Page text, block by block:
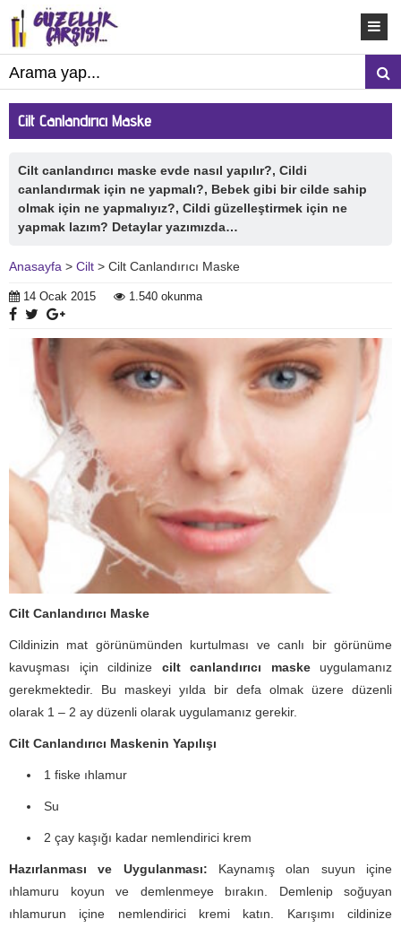
Cilt Canlandırıcı Maske
Cilt canlandırıcı maske evde nasıl yapılır?, Cildi
canlandırmak için ne yapmalı?, Bebek gibi bir cilde sahip
olmak için ne yapmalıyız?, Cildi güzelleştirmek için ne
yapmak lazım? Detaylar yazımızda…
Anasayfa > Cilt > Cilt Canlandırıcı Maske
14 Ocak 2015 1.540 okunma
Cilt Canlandırıcı Maske
Cildinizin mat görünümünden kurtulması ve canlı bir görünüme
kavuşması için cildinize cilt canlandırıcı maskeuygulamanız
gerekmektedir. Bu maskeyi yılda bir defa olmak üzere düzenli
olarak 1 – 2 ay düzenli olarak uygulamanız gerekir.
Cilt Canlandırıcı Maskenin Yapılışı
1 fiske ıhlamur
Su
2 çay kaşığı kadar nemlendirici krem
Hazırlanması ve Uygulanması: Kaynamış olan suyun içine
ıhlamuru koyun ve demlenmeye bırakın. Demlenip soğuyan
ıhlamurun içine nemlendirici kremi katın. Karışımı cildinize